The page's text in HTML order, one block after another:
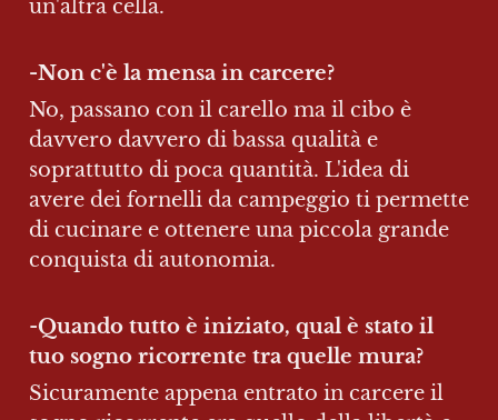
un'altra cella.
-Non c'è la mensa in carcere?
No, passano con il carello ma il cibo è
davvero davvero di bassa qualità e
soprattutto di poca quantità. L'idea di
avere dei fornelli da campeggio ti permette
di cucinare e ottenere una piccola grande
conquista di autonomia.
-Quando tutto è iniziato, qual è stato il
tuo sogno ricorrente tra quelle mura?
Sicuramente appena entrato in carcere il